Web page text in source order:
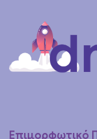
Επιμορφωτικό